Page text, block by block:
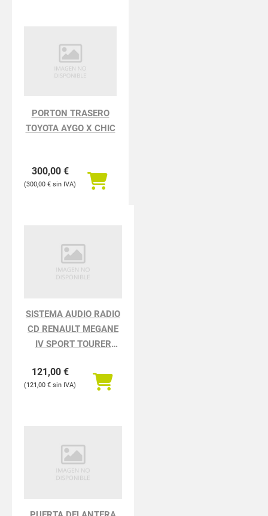
PORTON TRASERO
TOYOTA AYGO X CHIC
300,00 €
300,00 €
SISTEMA AUDIO RADIO
CD RENAULT MEGANE
IV SPORT TOURER
121,00 €
121,00 €